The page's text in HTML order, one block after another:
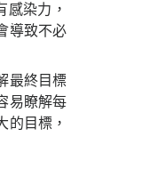
感染力，
導致不必
最終目標
易瞭解每
的目標，